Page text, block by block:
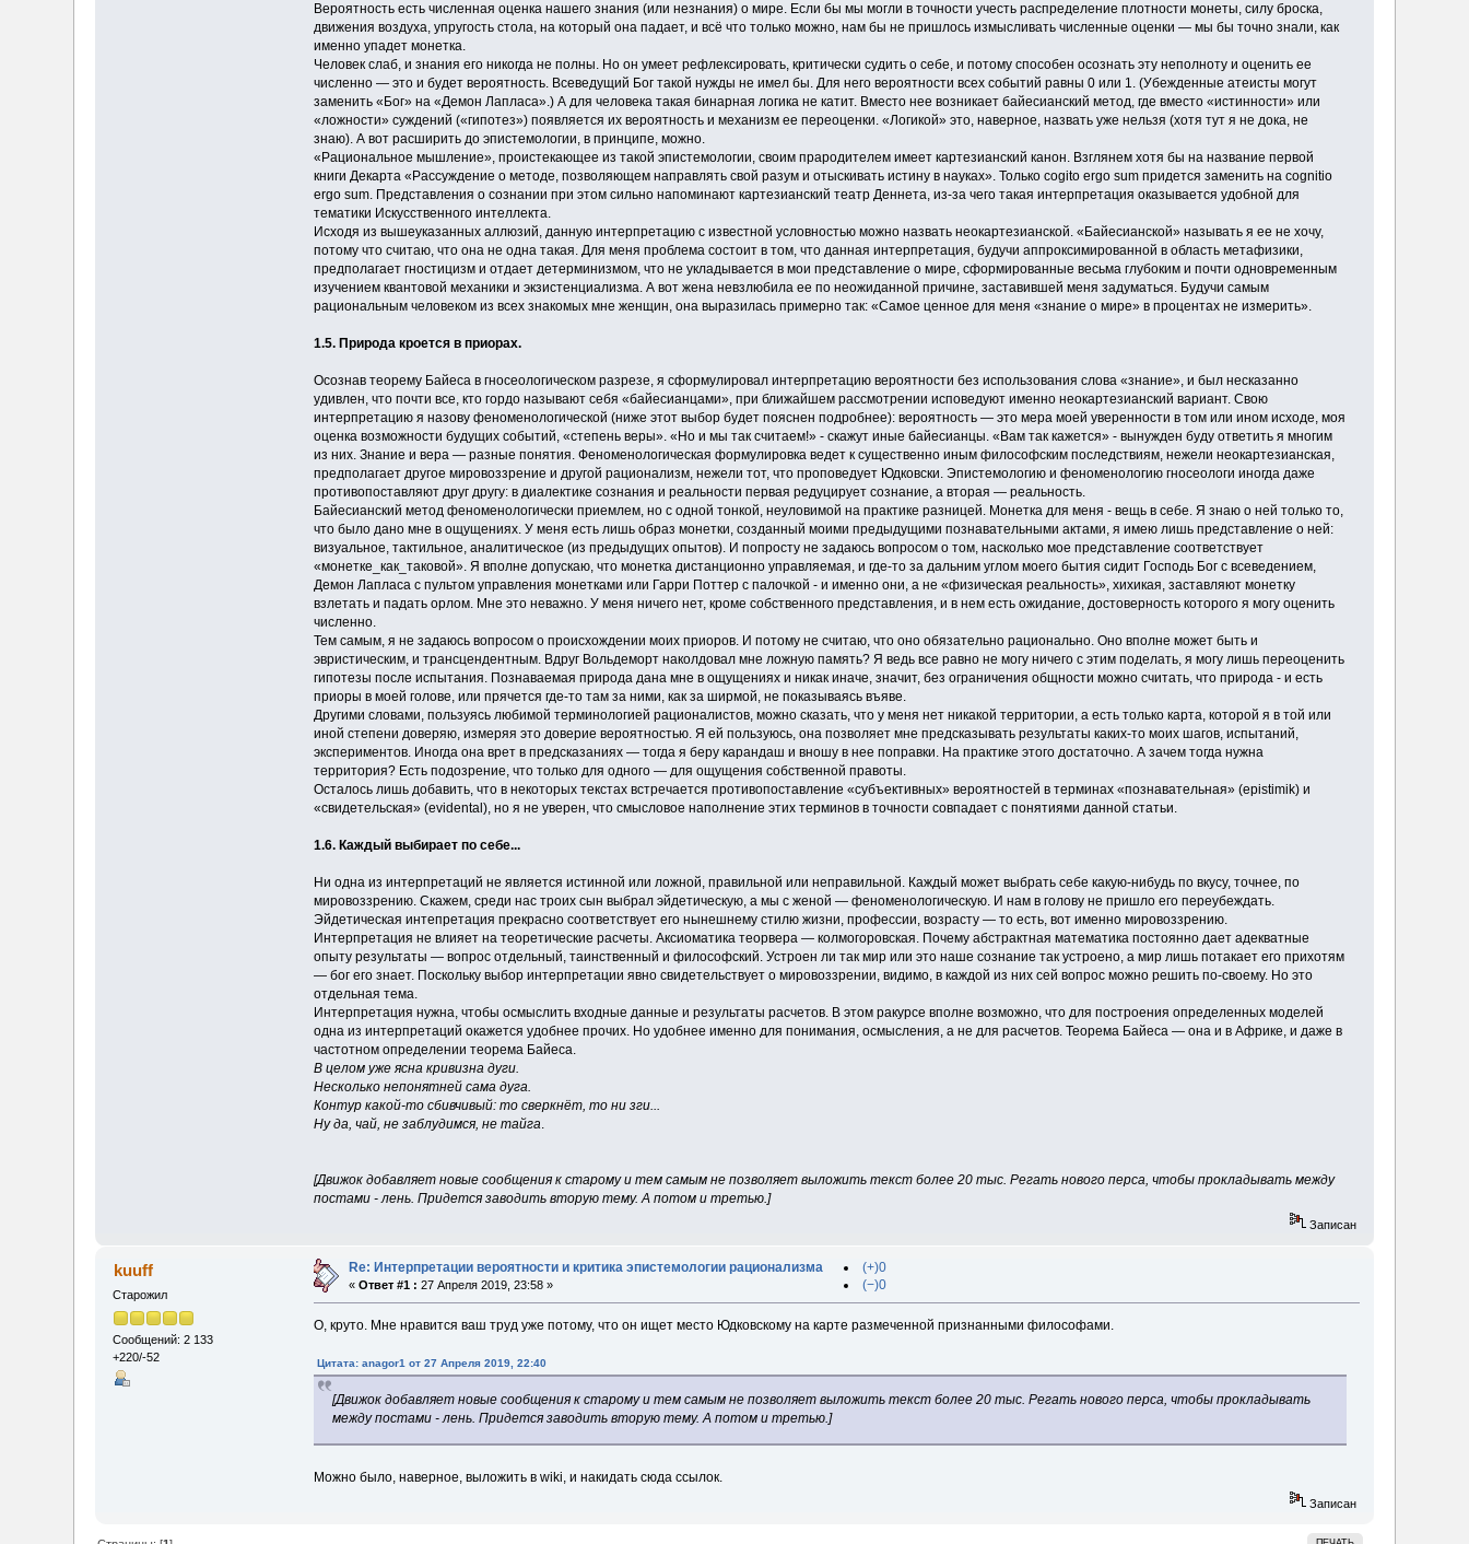
Вероятность есть численная оценка нашего знания (или незнания) о мире. Если бы мы могли в точности учесть распределение плотности монеты, силу броска,
движения воздуха, упругость стола, на который она падает, и всё что только можно, нам бы не пришлось измысливать численные оценки — мы бы точно знали, как
именно упадет монетка.
Человек слаб, и знания его никогда не полны. Но он умеет рефлексировать, критически судить о себе, и потому способен осознать эту неполноту и оценить ее
численно — это и будет вероятность. Всеведущий Бог такой нужды не имел бы. Для него вероятности всех событий равны 0 или 1. (Убежденные атеисты могут
заменить «Бог» на «Демон Лапласа».) А для человека такая бинарная логика не катит. Вместо нее возникает байесианский метод, где вместо «истинности» или
«ложности» суждений («гипотез») появляется их вероятность и механизм ее переоценки. «Логикой» это, наверное, назвать уже нельзя (хотя тут я не дока, не
знаю). А вот расширить до эпистемологии, в принципе, можно.
«Рациональное мышление», проистекающее из такой эпистемологии, своим прародителем имеет картезианский канон. Взглянем хотя бы на название первой
книги Декарта «Рассуждение о методе, позволяющем направлять свой разум и отыскивать истину в науках». Только cogito ergo sum придется заменить на cognitio
ergo sum. Представления о сознании при этом сильно напоминают картезианский театр Деннета, из-за чего такая интерпретация оказывается удобной для
тематики Искусственного интеллекта.
Исходя из вышеуказанных аллюзий, данную интерпретацию с известной условностью можно назвать неокартезианской. «Байесианской» называть я ее не хочу,
потому что считаю, что она не одна такая. Для меня проблема состоит в том, что данная интерпретация, будучи аппроксимированной в область метафизики,
предполагает гностицизм и отдает детерминизмом, что не укладывается в мои представление о мире, сформированные весьма глубоким и почти одновременным
изучением квантовой механики и экзистенциализма. А вот жена невзлюбила ее по неожиданной причине, заставившей меня задуматься. Будучи самым
рациональным человеком из всех знакомых мне женщин, она выразилась примерно так: «Самое ценное для меня «знание о мире» в процентах не измерить».
1.5. Природа кроется в приорах.
Осознав теорему Байеса в гносеологическом разрезе, я сформулировал интерпретацию вероятности без использования слова «знание», и был несказанно
удивлен, что почти все, кто гордо называют себя «байесианцами», при ближайшем рассмотрении исповедуют именно неокартезианский вариант. Свою
интерпретацию я назову феноменологической (ниже этот выбор будет пояснен подробнее): вероятность — это мера моей уверенности в том или ином исходе, моя
оценка возможности будущих событий, «степень веры». «Но и мы так считаем!» - скажут иные байесианцы. «Вам так кажется» - вынужден буду ответить я многим
из них. Знание и вера — разные понятия. Феноменологическая формулировка ведет к существенно иным философским последствиям, нежели неокартезианская,
предполагает другое мировоззрение и другой рационализм, нежели тот, что проповедует Юдковски. Эпистемологию и феноменологию гносеологи иногда даже
противопоставляют друг другу: в диалектике сознания и реальности первая редуцирует сознание, а вторая — реальность.
Байесианский метод феноменологически приемлем, но с одной тонкой, неуловимой на практике разницей. Монетка для меня - вещь в себе. Я знаю о ней только то,
что было дано мне в ощущениях. У меня есть лишь образ монетки, созданный моими предыдущими познавательными актами, я имею лишь представление о ней:
визуальное, тактильное, аналитическое (из предыдущих опытов). И попросту не задаюсь вопросом о том, насколько мое представление соответствует
«монетке_как_таковой». Я вполне допускаю, что монетка дистанционно управляемая, и где-то за дальним углом моего бытия сидит Господь Бог с всеведением,
Демон Лапласа с пультом управления монетками или Гарри Поттер с палочкой - и именно они, а не «физическая реальность», хихикая, заставляют монетку
взлетать и падать орлом. Мне это неважно. У меня ничего нет, кроме собственного представления, и в нем есть ожидание, достоверность которого я могу оценить
численно.
Тем самым, я не задаюсь вопросом о происхождении моих приоров. И потому не считаю, что оно обязательно рационально. Оно вполне может быть и
эвристическим, и трансцендентным. Вдруг Вольдеморт наколдовал мне ложную память? Я ведь все равно не могу ничего с этим поделать, я могу лишь переоценить
гипотезы после испытания. Познаваемая природа дана мне в ощущениях и никак иначе, значит, без ограничения общности можно считать, что природа - и есть
приоры в моей голове, или прячется где-то там за ними, как за ширмой, не показываясь въяве.
Другими словами, пользуясь любимой терминологией рационалистов, можно сказать, что у меня нет никакой территории, а есть только карта, которой я в той или
иной степени доверяю, измеряя это доверие вероятностью. Я ей пользуюсь, она позволяет мне предсказывать результаты каких-то моих шагов, испытаний,
экспериментов. Иногда она врет в предсказаниях — тогда я беру карандаш и вношу в нее поправки. На практике этого достаточно. А зачем тогда нужна
территория? Есть подозрение, что только для одного — для ощущения собственной правоты.
Осталось лишь добавить, что в некоторых текстах встречается противопоставление «субъективных» вероятностей в терминах «познавательная» (epistimik) и
«свидетельская» (evidental), но я не уверен, что смысловое наполнение этих терминов в точности совпадает с понятиями данной статьи.
1.6. Каждый выбирает по себе...
Ни одна из интерпретаций не является истинной или ложной, правильной или неправильной. Каждый может выбрать себе какую-нибудь по вкусу, точнее, по
мировоззрению. Скажем, среди нас троих сын выбрал эйдетическую, а мы с женой — феноменологическую. И нам в голову не пришло его переубеждать.
Эйдетическая интепретация прекрасно соответствует его нынешнему стилю жизни, профессии, возрасту — то есть, вот именно мировоззрению.
Интерпретация не влияет на теоретические расчеты. Аксиоматика теорвера — колмогоровская. Почему абстрактная математика постоянно дает адекватные
опыту результаты — вопрос отдельный, таинственный и философский. Устроен ли так мир или это наше сознание так устроено, а мир лишь потакает его прихотям
— бог его знает. Поскольку выбор интерпретации явно свидетельствует о мировоззрении, видимо, в каждой из них сей вопрос можно решить по-своему. Но это
отдельная тема.
Интерпретация нужна, чтобы осмыслить входные данные и результаты расчетов. В этом ракурсе вполне возможно, что для построения определенных моделей
одна из интерпретаций окажется удобнее прочих. Но удобнее именно для понимания, осмысления, а не для расчетов. Теорема Байеса — она и в Африке, и даже в
частотном определении теорема Байеса.
В целом уже ясна кривизна дуги.
Несколько непонятней сама дуга.
Контур какой-то сбивчивый: то сверкнёт, то ни зги...
Ну да, чай, не заблудимся, не тайга.
[Движок добавляет новые сообщения к старому и тем самым не позволяет выложить текст более 20 тыс. Регать нового перса, чтобы прокладывать между
постами - лень. Придется заводить вторую тему. А потом и третью.]
Записан
kuuff
Старожил
Сообщений: 2 133
+220/-52
Re: Интерпретации вероятности и критика эпистемологии рационализма
«Ответ #1 : 27 Апреля 2019, 23:58 »
(+)0
(−)0
О, круто. Мне нравится ваш труд уже потому, что он ищет место Юдковскому на карте размеченной признанными философами.
Цитата: anagor1 от 27 Апреля 2019, 22:40
[Движок добавляет новые сообщения к старому и тем самым не позволяет выложить текст более 20 тыс. Регать нового перса, чтобы прокладывать
между постами - лень. Придется заводить вторую тему. А потом и третью.]
Можно было, наверное, выложить в wiki, и накидать сюда ссылок.
Записан